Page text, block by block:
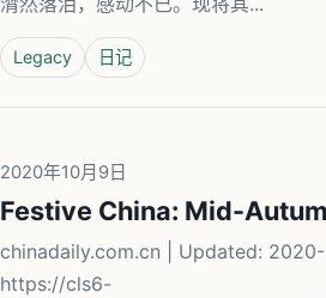
Legacy 日记
2020年10月9日
Festive China: Mid-
chinadaily.com.cn | Updated:
https://cls6-